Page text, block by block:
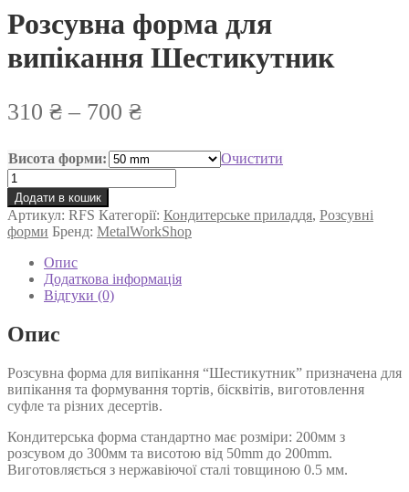
Розсувна форма для
випікання Шестикутник
310 ₴ – 700 ₴Діапазон
від
310 ₴
до
700 ₴
Висота форми:
Очистити
Розсувна
форма
для
випікання
Шестикутник
кількість
Додати в кошик
Артикул: RFS Категорії: Кондитерське приладдя, Розсувні
форми Бренд: MetalWorkShop
Опис
Додаткова інформація
Відгуки (0)
Опис
Розсувна форма для випікання “Шестикутник” призначена для
випікання та формування тортів, бісквітів, виготовлення
суфле та різних десертів.
Кондитерська форма стандартно має розміри: 200мм з
розсувом до 300мм та висотою від 50mm до 200mm.
Виготовляється з нержавіючої сталі товщиною 0.5 мм.